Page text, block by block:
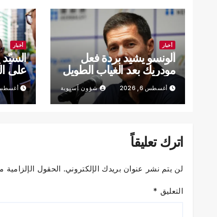
أخبار
ألونسو يشيد بردة فعل
مودريك بعد الغياب الطويل
أغسطس 6, 2026 شؤون آسيوية
أخبار
على
أغسطس 6,
اترك تعليقاً
لن يتم نشر عنوان بريدك الإلكتروني. الحقول الإلزامية
التعليق *